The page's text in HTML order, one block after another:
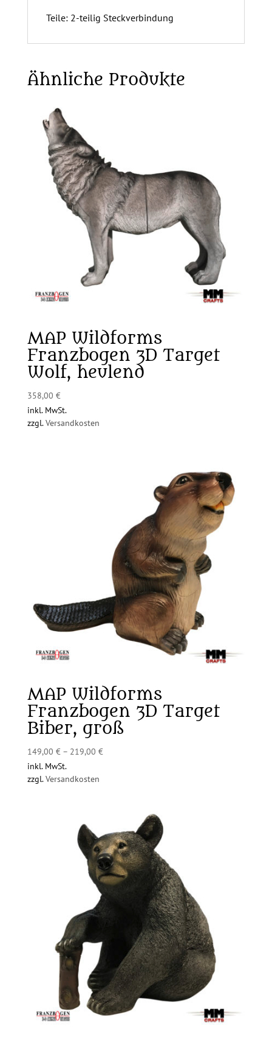
Teile: 2-teilig Steckverbindung
Ähnliche Produkte
MAP Wildforms
Franzbogen 3D Target
Wolf, heulend
358,00 €
inkl. MwSt.
zzgl.Versandkosten
MAP Wildforms
Franzbogen 3D Target
Biber, groß
149,00 €– 219,00 €
inkl. MwSt.
zzgl.Versandkosten